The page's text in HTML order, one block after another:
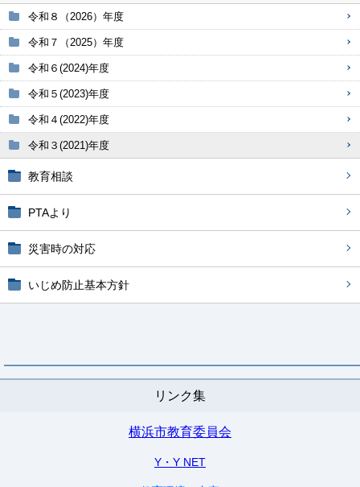
令和８（2026）年度
令和７（2025）年度
令和６(2024)年度
令和５(2023)年度
令和４(2022)年度
令和３(2021)年度
教育相談
PTAより
災害時の対応
いじめ防止基本方針
リンク集
横浜市教育委員会
Y・Y NET